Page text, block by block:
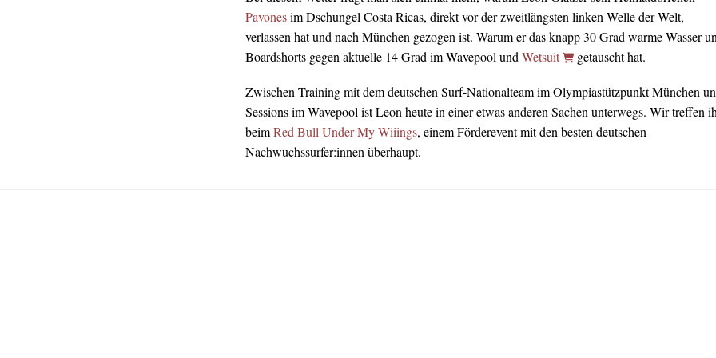
Pavonesim Dschungel Costa Ricas, direkt vor der zweitlängsten linken Welle der Welt,
verlassen hat und nach München gezogen ist. Warum er das knapp 30 Grad warme Wasser
Boardshorts gegen aktuelle 14 Grad im Wavepool und Wetsuit getauscht hat.
Zwischen Training mit dem deutschen Surf-Nationalteam im Olympiastützpunkt München
Sessions im Wavepool ist Leon heute in einer etwas anderen Sachen unterwegs. Wir treffen
beimRed Bull Under My Wiiings, einem Förderevent mit den besten deutschen
Nachwuchssurfer:innen überhaupt.